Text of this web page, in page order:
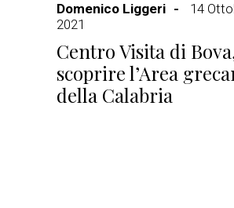
Domenico Liggeri
14
2021
Centro Visita di
scoprire l’Area
della Calabria